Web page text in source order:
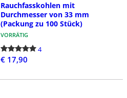
Rauchfasskohlen mit
Durchmesser von 33 mm
(Packung zu 100 Stück)
VORRÄTIG
4
€ 17,90